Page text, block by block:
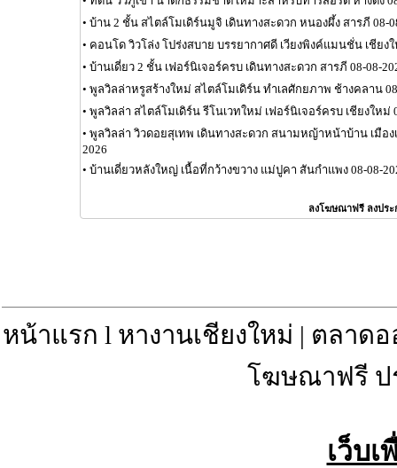
• บ้าน 2 ชั้น สไตล์โมเดิร์นมูจิ เดินทางสะดวก หนองผึ้ง สารภี 08-
• คอนโด วิวโล่ง โปร่งสบาย บรรยากาศดี เวียงพิงค์แมนชั่น เชียง
• บ้านเดี่ยว 2 ชั้น เฟอร์นิเจอร์ครบ เดินทางสะดวก สารภี 08-08-
• พูลวิลล่าหรูสร้างใหม่ สไตล์โมเดิร์น ทำเลศักยภาพ ช้างคลาน
• พูลวิลล่า สไตล์โมเดิร์น รีโนเวทใหม่ เฟอร์นิเจอร์ครบ เชียงใหม่
• พูลวิลล่า วิวดอยสุเทพ เดินทางสะดวก สนามหญ้าหน้าบ้าน เมือง
2026
• บ้านเดี่ยวหลังใหญ่ เนื้อที่กว้างขวาง แม่ปูคา สันกำแพง 08-08-
ลงโฆษณาฟรี ลงประ
หน้าแรก l หางานเชียงใหม่ | ตลาด
โฆษณาฟรี ป
เว็บ